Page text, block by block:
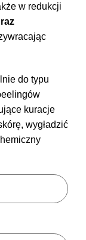
w redukcji
do typu
kuracje
wygładzić